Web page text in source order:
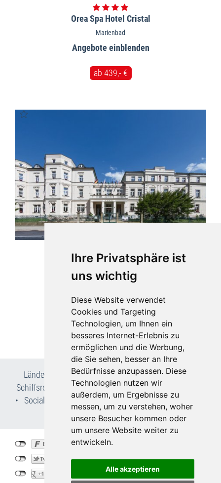
Ihre Privatsphäre ist
uns wichtig
Diese Website verwendet
Cookies und Targeting
Technologien, um Ihnen ein
besseres Internet-Erlebnis zu
ermöglichen und die Werbung,
die Sie sehen, besser an Ihre
Bedürfnisse anzupassen. Diese
Technologien nutzen wir
außerdem, um Ergebnisse zu
messen, um zu verstehen, woher
unsere Besucher kommen oder
um unsere Website weiter zu
entwickeln.
Alle akzeptieren
Orea Spa Hotel Cristal
Marienbad
Angebote
ab 439,- €
MONTI Spa Hotel
Franzensbad
Angebote
ab 415,- €
Länder- & Reiseinfos• Flug- und Pauschalreisen
Schiffsreisen
Kur- & Wellnesslexikon •
•
Social Media • AGB• Impressum• Datenschutz
Cookie-Einstellungen